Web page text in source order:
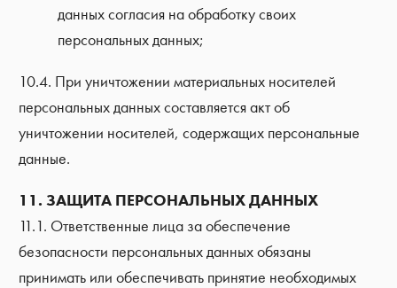
данных согласия на обработку своих
персональных данных;
10.4. При уничтожении материальных носителей
персональных данных составляется акт об
уничтожении носителей, содержащих персональные
данные.
11. ЗАЩИТА ПЕРСОНАЛЬНЫХ ДАННЫХ
11.1. Ответственные лица за обеспечение
безопасности персональных данных обязаны
принимать или обеспечивать принятие необходимых